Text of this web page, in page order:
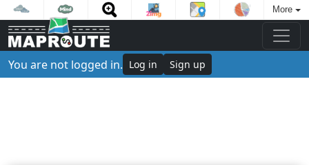
More
You are not logged in. Log in Sign up